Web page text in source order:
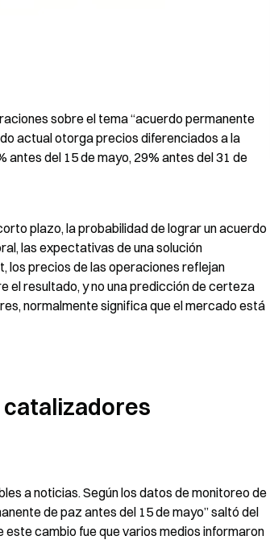
sobre el tema “acuerdo permanente
actual otorga precios diferenciados a la
del 15 de mayo, 29% antes del 31 de
plazo, la probabilidad de lograr un acuerdo
las expectativas de una solución
los precios de las operaciones reflejan
el resultado, y no una predicción de certeza
normalmente significa que el mercado está
catalizadores
a noticias. Según los datos de monitoreo de
de paz antes del 15 de mayo” saltó del
este cambio fue que varios medios informaron